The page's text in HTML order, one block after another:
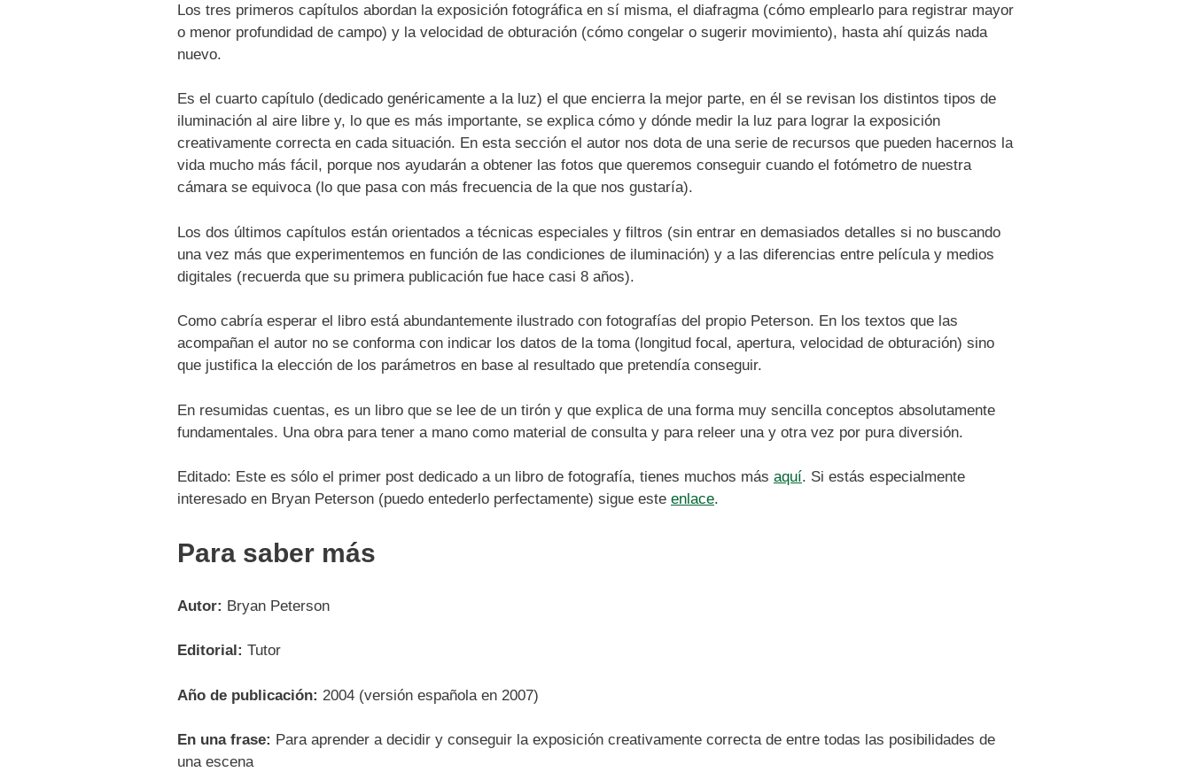
Los tres primeros capítulos abordan la exposición fotográfica en sí misma, el diafragma (cómo emplearlo para registrar mayor
o menor profundidad de campo) y la velocidad de obturación (cómo congelar o sugerir movimiento), hasta ahí quizás nada
nuevo.
Es el cuarto capítulo (dedicado genéricamente a la luz) el que encierra la mejor parte, en él se revisan los distintos tipos de
iluminación al aire libre y, lo que es más importante, se explica cómo y dónde medir la luz para lograr la exposición
creativamente correcta en cada situación. En esta sección el autor nos dota de una serie de recursos que pueden hacernos la
vida mucho más fácil, porque nos ayudarán a obtener las fotos que queremos conseguir cuando el fotómetro de nuestra
cámara se equivoca (lo que pasa con más frecuencia de la que nos gustaría).
Los dos últimos capítulos están orientados a técnicas especiales y filtros (sin entrar en demasiados detalles si no buscando
una vez más que experimentemos en función de las condiciones de iluminación) y a las diferencias entre película y medios
digitales (recuerda que su primera publicación fue hace casi 8 años).
Como cabría esperar el libro está abundantemente ilustrado con fotografías del propio Peterson. En los textos que las
acompañan el autor no se conforma con indicar los datos de la toma (longitud focal, apertura, velocidad de obturación) sino
que justifica la elección de los parámetros en base al resultado que pretendía conseguir.
En resumidas cuentas, es un libro que se lee de un tirón y que explica de una forma muy sencilla conceptos absolutamente
fundamentales. Una obra para tener a mano como material de consulta y para releer una y otra vez por pura diversión.
Editado: Este es sólo el primer post dedicado a un libro de fotografía, tienes muchos más aquí. Si estás especialmente
interesado en Bryan Peterson (puedo entederlo perfectamente) sigue este enlace.
Para saber más
Autor: Bryan Peterson
Editorial: Tutor
Año de publicación: 2004 (versión española en 2007)
En una frase: Para aprender a decidir y conseguir la exposición creativamente correcta de entre todas las posibilidades de
una escena